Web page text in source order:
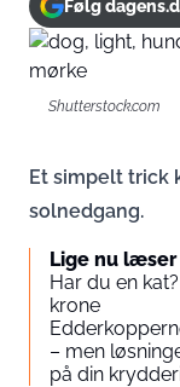
Følg
Shutterstock.com
Et simpelt trick
solnedgang.
Lige nu læser
Har du en
krone
– men
på din